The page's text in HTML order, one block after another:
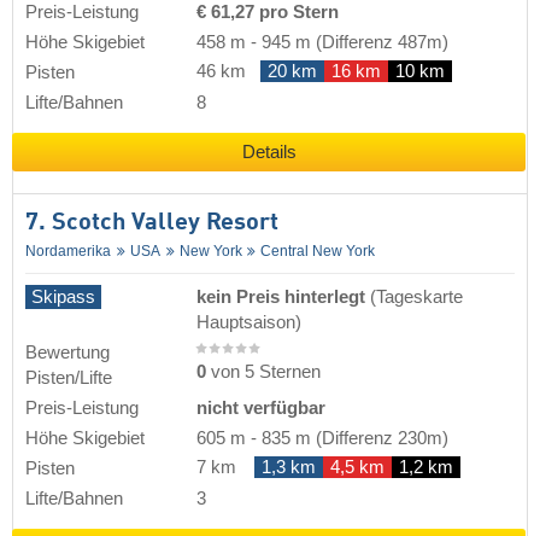
Preis-Leistung
€ 61,27 pro Stern
Höhe Skigebiet
458 m - 945 m (Differenz 487m)
Pisten
46 km 20 km 16 km
10 km
Lifte/Bahnen
8
Details
7. Scotch Valley Resort
Nordamerika USA New York Central New York
Skipass kein Preis hinterlegt (Tageskarte
Hauptsaison)
Bewertung
Pisten/Lifte
0 von 5 Sternen
Preis-Leistung
nicht verfügbar
Höhe Skigebiet
605 m - 835 m (Differenz 230m)
Pisten
7 km 1,3 km 4,5 km
1,2 km
Lifte/Bahnen
3